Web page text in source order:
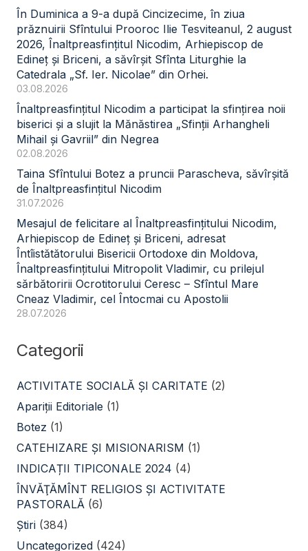
În Duminica a 9-a după Cincizecime, în ziua
prăznuirii Sfîntului Prooroc Ilie Tesviteanul, 2 august
2026, Înaltpreasfințitul Nicodim, Arhiepiscop de
Edineț și Briceni, a săvîrșit Sfînta Liturghie la
Catedrala „Sf. Ier. Nicolae” din Orhei.
03.08.2026
Înaltpreasfințitul Nicodim a participat la sfințirea noii
biserici și a slujit la Mănăstirea „Sfinții Arhangheli
Mihail și Gavriil” din Negrea
02.08.2026
Taina Sfîntului Botez a pruncii Parascheva, săvîrșită
de Înaltpreasfințitul Nicodim
31.07.2026
Mesajul de felicitare al Înaltpreasfințitului Nicodim,
Arhiepiscop de Edineț și Briceni, adresat
Întîistătătorului Bisericii Ortodoxe din Moldova,
Înaltpreasfințitului Mitropolit Vladimir, cu prilejul
sărbătoririi Ocrotitorului Ceresc – Sfîntul Mare
Cneaz Vladimir, cel Întocmai cu Apostolii
28.07.2026
Categorii
ACTIVITATE SOCIALĂ ŞI CARITATE (2)
Apariții Editoriale (1)
Botez (1)
CATEHIZARE ŞI MISIONARISM (1)
INDICAȚII TIPICONALE 2024 (4)
ÎNVĂŢĂMÎNT RELIGIOS ŞI ACTIVITATE
PASTORALĂ (6)
Știri (384)
Uncategorized (424)